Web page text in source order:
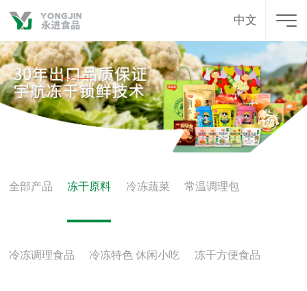
中文
全部产品 冻干原料 冷冻蔬菜 常温调理包
冷冻调理食品 冷冻特色 休闲小吃 冻干方便食品